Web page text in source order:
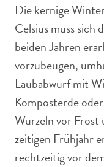
Die kernige
Celsius muss sich
beiden Jahren
vorzubeugen,
Laubabwurf mit
Komposterde
Wurzeln vor Frost
zeitigen Frühjahr
rechtzeitig vor